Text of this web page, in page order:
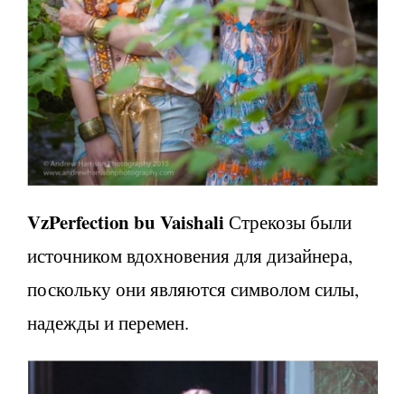
VzPerfection bu VaishaliСтрекозы были
источником вдохновения для дизайнера,
поскольку они являются символом силы,
надежды и перемен.